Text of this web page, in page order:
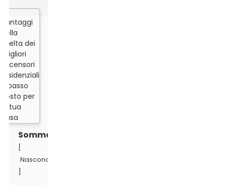
Sommario
Nascondere